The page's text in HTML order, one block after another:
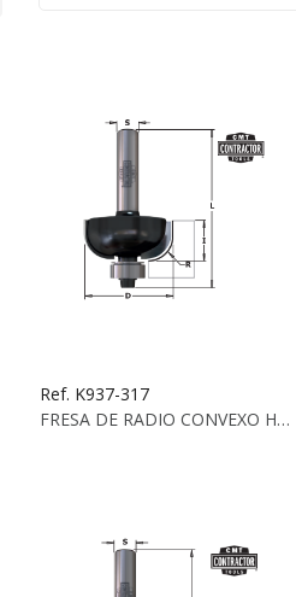
Ref. K937-317
FRESA DE RADIO CONVEXO HW Z2 S:8 D:31.8X14X56...